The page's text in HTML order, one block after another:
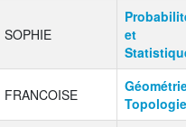
SOPHIE
et
FRANCOISE
Topologie